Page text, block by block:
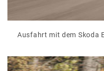
Ausfahrt mit dem Skoda